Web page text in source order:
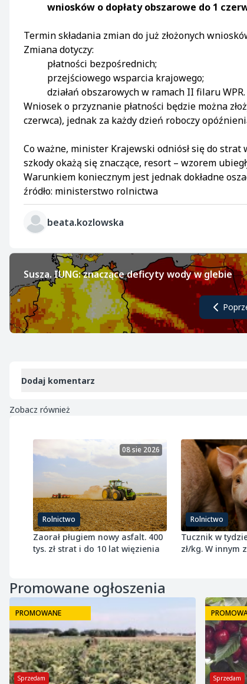
wniosków o dopłaty obszarowe do 1
Termin składania zmian do już złożonych
Zmiana dotyczy:
płatności bezpośrednich;
przejściowego wsparcia krajowego;
działań obszarowych w ramach II filaru WPR.
Wniosek o przyznanie płatności będzie można
czerwca), jednak za każdy dzień roboczy
Co ważne, minister Krajewski odniósł się do
szkody okażą się znaczące, resort – wzorem
Warunkiem koniecznym jest jednak dokładne
źródło: ministerstwo rolnictwa
beata.kozlowska
Susza. IUNG: znaczące deficyty wody w glebie
Dodaj komentarz
Zobacz również
Rolnictwo
08 sie 2026
Zaorał pługiem nowy asfalt. 400
tys. zł strat i do 10 lat więzienia
Rolnictwo
Tucznik w
zł/kg. W innym
Promowane ogłoszenia
Sprzedam
PROMOWANE
Sprzedam